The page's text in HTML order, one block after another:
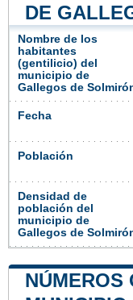
DE
Nombre de los
habitantes
(gentilicio) del
municipio de
Gallegos de
Fecha
Población
Densidad de
población del
municipio de
Gallegos de
NÚMEROS